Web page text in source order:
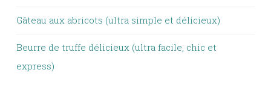
Gâteau aux abricots (ultra simple et délicieux)
Beurre de truffe délicieux (ultra facile, chic et
express)